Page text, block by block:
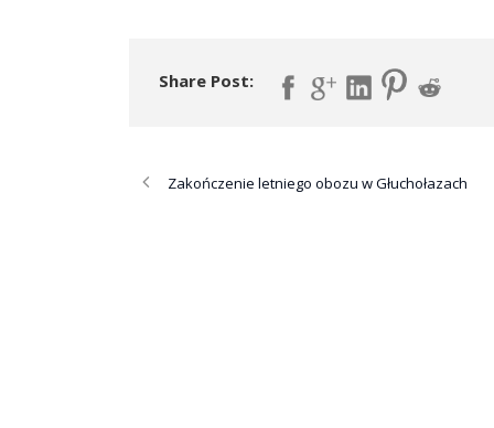
Share Post:
Zakończenie letniego obozu w Głuchołazach